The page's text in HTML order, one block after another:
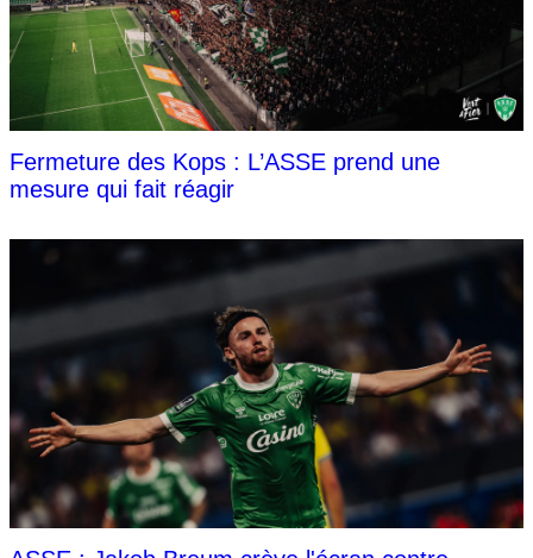
Fermeture des Kops : L’ASSE prend une
mesure qui fait réagir